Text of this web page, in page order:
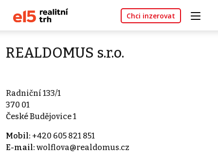
Chci inzerovat
REALDOMUS s.r.o.
Radniční 133/1
370 01
České Budějovice 1
Mobil: +420 605 821 851
E-mail: wolflova@realdomus.cz